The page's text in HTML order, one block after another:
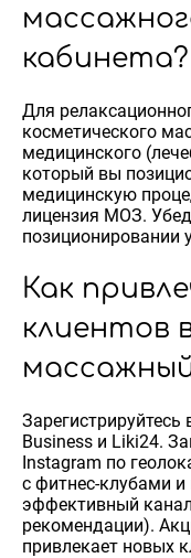
кабинета?
Для
косметического
медицинского
который вы
медицинскую
лицензия МОЗ.
позиционировании
Как
клиентов
Зарегистрируйтесь
Business и Liki24.
Instagram по
с фитнес-клубами
эффективный
рекомендации).
привлекает новых